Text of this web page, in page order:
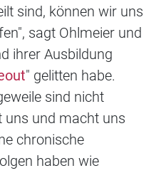
sind, können wir uns
sagt Ohlmeier und
ihrer Ausbildung
" gelitten habe.
sind nicht
uns und macht uns
chronische
haben wie